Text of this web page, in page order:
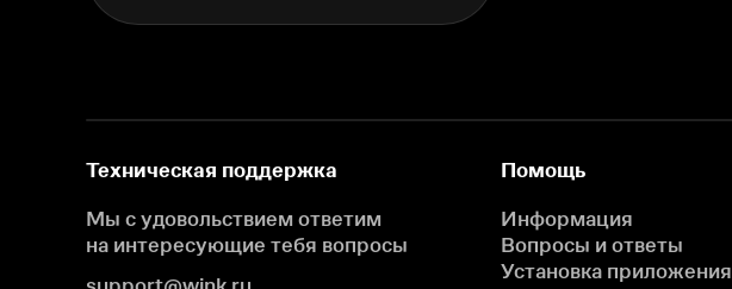
Техническая поддержка
Мы с удовольствием ответим
на интересующие тебя вопросы
Помощь
Информация
Вопросы и ответы
Установка приложения